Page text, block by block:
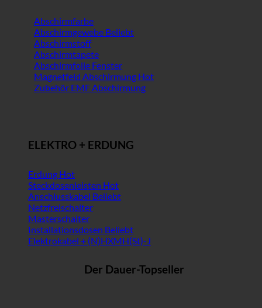
Abschirmfarbe
Abschirmgewebe
Abschirmstoff
Abschirmtapete
Abschirmfolie Fenster
Magnetfeld Abschirmung
Zubehör EMF Abschirmung
ELEKTRO + ERDUNG
Erdung
Steckdosenleisten
Anschlusskabel
Netzfreischalter
Masterschalter
Installationsdosen
Elektrokabel + (N)HXMH(St)-J
Der Dauer-Topseller